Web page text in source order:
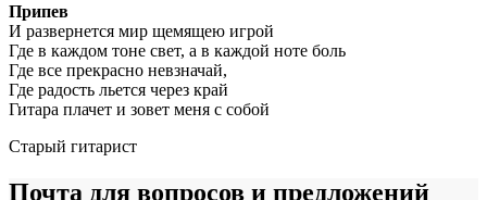
Припев
И развернется мир щемящею игрой
Где в каждом тоне свет, а в каждой ноте боль
Где все прекрасно невзначай,
Где радость льется через край
Гитара плачет и зовет меня с собой
Старый гитарист
Почта для вопросов и предложений